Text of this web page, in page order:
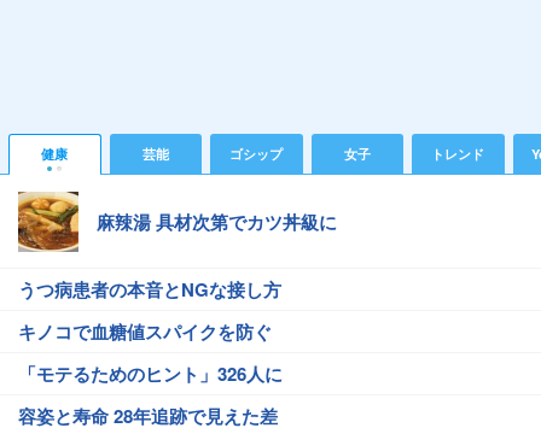
健康 芸能 ゴシップ 女子 トレンド
麻辣湯 具材次第でカツ丼級に
うつ病患者の本音とNGな接し方
キノコで血糖値スパイクを防ぐ
「モテるためのヒント」326人に
容姿と寿命 28年追跡で見えた差